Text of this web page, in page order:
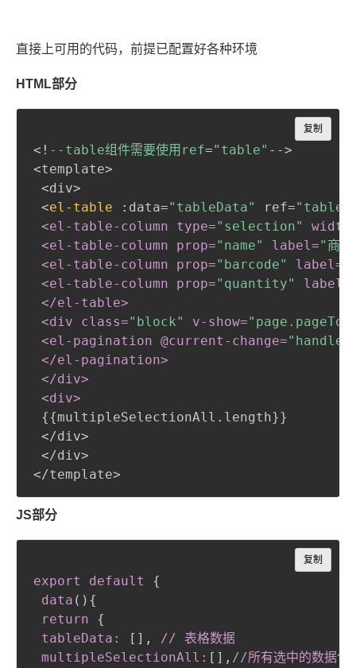
直接上可用的代码，前提已配置好各种环境
HTML部分
<! --table组件需要使用ref="table" -->
<template>
<div>
<el-table : data="tableData" ref="table"
<el-table-column type="selection"
<el-table-column prop="name" label="商
<el-table-column prop="barcode" label=
<el-table-column prop="quantity" label=
</el-table>
<div class="block" v-show=
<el-pagination @current-change=
</el-pagination>
</div>
<div>
{{multipleSelectionAll.length}}
</div>
</div>
</template>
复制
Copy
JS部分
export default
{
data ( ) {
return
{
tableData:
[ ] ,
// 表格数据
multipleSelectionAll: [ ] , //所有选中的数据包
复制
Copy